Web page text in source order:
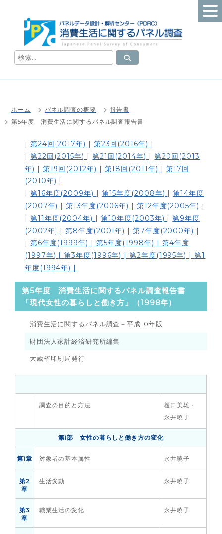
ス対
検
索
費
活
に
ホーム パネル調査の概要
報告書
第5年度 消費生活に関するパネル調査報告書
|第24回(2017年) |第23回(2016年) |
|第22回(2015年) |第21回(2014年) |第20回(2013
年) |第19回(2012年) |第18回(2011年) |第17回
(2010年) |
|第16年度(2009年) |第15年度(2008年) |第14年度
(2007年) |第13年度(2006年) |第12年度(2005年) |
|第11年度(2004年) |第10年度(2003年) |第9年度
(2002年) |第8年度(2001年) |第7年度(2000年) |
|第6年度(1999年) | 第5年度(1998年) |第4年度
(1997年) |第3年度(1996年) |第2年度(1995年) |第1
年度(1994年) |
第5年度 消費生活に関するパネル調査報告書
「現代女性の暮らしと働き方」（1998年）
消費生活に関するパネル調査－平成10年版
財団法人家計経済研究所編集
大蔵省印刷局発行
調査の目的と方法
樋口美雄・
永井暁子
第I部 女性の暮らしと働き方の変化
第1章 対象者の基本属性 永井暁子
第2
章
生活変動 永井暁子
第3
章
職業生活の変化 永井暁子